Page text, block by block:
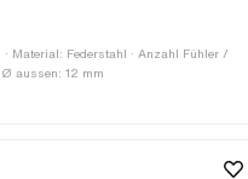
Material: Federstahl · Anzahl Fühler /
Ø aussen: 12 mm